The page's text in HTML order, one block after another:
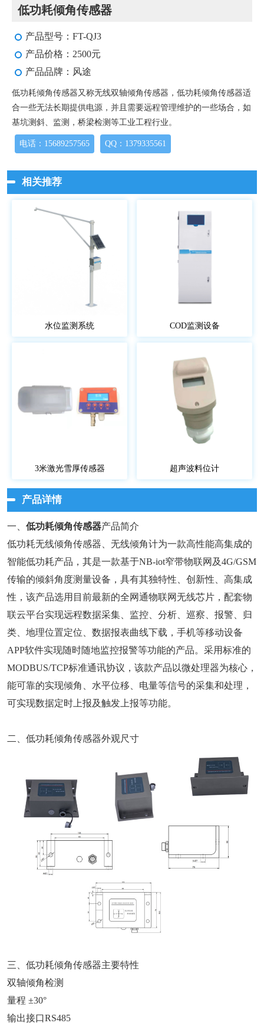
低功耗倾角传感器
产品型号：FT-QJ3
产品价格：2500元
产品品牌：风途
低功耗倾角传感器又称无线双轴倾角传感器，低功耗倾角传感器适
合一些无法长期提供电源，并且需要远程管理维护的一些场合，如
基坑测斜、监测，桥梁检测等工业工程行业。
电话：15689257565 QQ：1379335561
相关推荐
水位监测系统 COD监测设备
3米激光雪厚传感器 超声波料位计
产品详情
一、 低功耗倾角传感器产品简介
低功耗无线倾角传感器、无线倾角计为一款高性能高集成的
智能低功耗产品，其是一款基于NB-iot窄带物联网及4G/GSM
传输的倾斜角度测量设备，具有其独特性、创新性、高集成
性，该产品选用目前最新的全网通物联网无线芯片，配套物
联云平台实现远程数据采集、监控、分析、巡察、报警、归
类、地理位置定位、数据报表曲线下载，手机等移动设备
APP软件实现随时随地监控报警等功能的产品。采用标准的
MODBUS/TCP标准通讯协议，该款产品以微处理器为核心，
能可靠的实现倾角、水平位移、电量等信号的采集和处理，
可实现数据定时上报及触发上报等功能。
二、低功耗倾角传感器外观尺寸
三、低功耗倾角传感器主要特性
双轴倾角检测
量程 ±30°
输出接口RS485